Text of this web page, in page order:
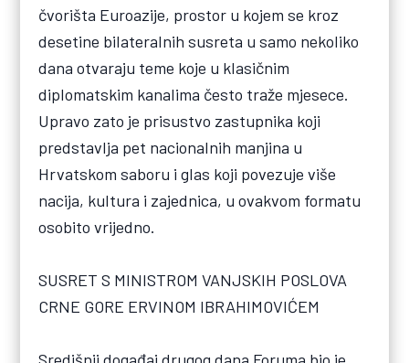
čvorišta Euroazije, prostor u kojem se kroz
desetine bilateralnih susreta u samo nekoliko
dana otvaraju teme koje u klasičnim
diplomatskim kanalima često traže mjesece.
Upravo zato je prisustvo zastupnika koji
predstavlja pet nacionalnih manjina u
Hrvatskom saboru i glas koji povezuje više
nacija, kultura i zajednica, u ovakvom formatu
osobito vrijedno.
SUSRET S MINISTROM VANJSKIH POSLOVA
CRNE GORE ERVINOM IBRAHIMOVIĆEM